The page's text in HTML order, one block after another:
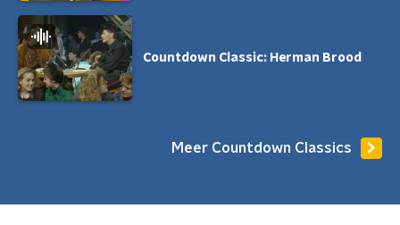
Countdown Classic: Herman Brood
Meer Countdown Classics